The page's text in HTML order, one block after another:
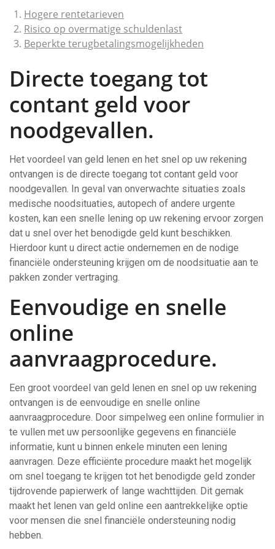
Hogere rentetarieven
Risico op overmatige schuldenlast
Beperkte terugbetalingsmogelijkheden
Directe toegang tot
contant geld voor
noodgevallen.
Het voordeel van geld lenen en het snel op uw rekening
ontvangen is de directe toegang tot contant geld voor
noodgevallen. In geval van onverwachte situaties zoals
medische noodsituaties, autopech of andere urgente
kosten, kan een snelle lening op uw rekening ervoor zorgen
dat u snel over het benodigde geld kunt beschikken.
Hierdoor kunt u direct actie ondernemen en de nodige
financiële ondersteuning krijgen om de noodsituatie aan te
pakken zonder vertraging.
Eenvoudige en snelle
online
aanvraagprocedure.
Een groot voordeel van geld lenen en snel op uw rekening
ontvangen is de eenvoudige en snelle online
aanvraagprocedure. Door simpelweg een online formulier in
te vullen met uw persoonlijke gegevens en financiële
informatie, kunt u binnen enkele minuten een lening
aanvragen. Deze efficiënte procedure maakt het mogelijk
om snel toegang te krijgen tot het benodigde geld zonder
tijdrovende papierwerk of lange wachttijden. Dit gemak
maakt het lenen van geld online een aantrekkelijke optie
voor mensen die snel financiële ondersteuning nodig
hebben.